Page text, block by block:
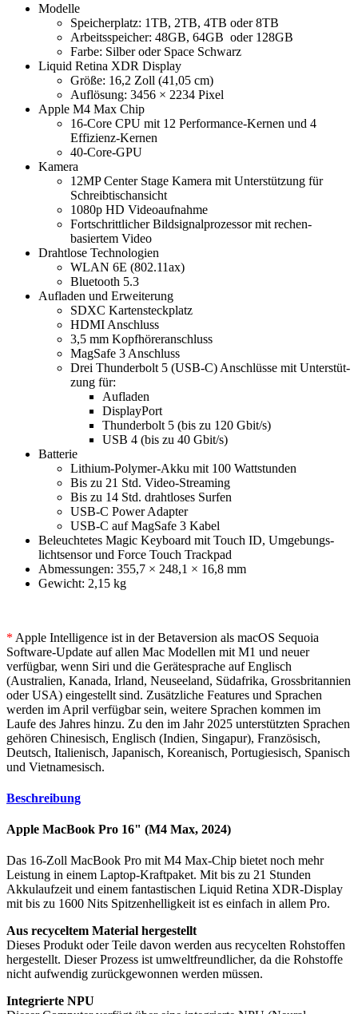
Modelle
Speicherplatz: 1TB, 2TB, 4TB oder 8TB
Arbeitsspeicher: 48GB, 64GB oder 128GB
Farbe: Silber oder Space Schwarz
Liquid Retina XDR Display
Größe: 16,2 Zoll (41,05 cm)
Auflösung: 3456 × 2234 Pixel
Apple M4 Max Chip
16-Core CPU mit 12 Per­for­mance-Kernen und 4
Effizienz-Kernen
40-Core-GPU
Kamera
12MP Center Stage Kamera mit Unterstützung für
Schreibtischansicht
1080p HD Video­auf­nahme
Fort­schrittlicher Bildsignal­prozessor mit rechen­
basiertem Video
Drahtlose Technologien
WLAN 6E (802.11ax)
Bluetooth 5.3
Aufladen und Erwei­te­rung
SDXC Karten­steckplatz
HDMI Anschluss
3,5 mm Kopf­hörer­anschluss
MagSafe 3 Anschluss
Drei Thunderbolt 5 (USB‑C) Anschlüsse mit Unter­stüt­
zung für:
Aufladen
Dis­playPort
Thunderbolt 5 (bis zu 120 Gbit/s)
USB 4 (bis zu 40 Gbit/s)
Batterie
Lithium-Polymer-Akku mit 100 Wattstunden
Bis zu 21 Std. Video-Streaming
Bis zu 14 Std. drahtloses Surfen
USB‑C Power Adapter
USB‑C auf MagSafe 3 Kabel
Beleuchtetes Magic Keyboard mit Touch ID, Umgebungs­
licht­sensor und Force Touch Trackpad
Abmessungen: 355,7 × 248,1 × 16,8 mm
Gewicht: 2,15 kg
* Apple Intelligence ist in der Betaversion als macOS Sequoia
Software-Update auf allen Mac Modellen mit M1 und neuer
verfügbar, wenn Siri und die Gerätesprache auf Englisch
(Australien, Kanada, Irland, Neuseeland, Südafrika, Grossbritannien
oder USA) eingestellt sind. Zusätzliche Features und Sprachen
werden im April verfügbar sein, weitere Sprachen kommen im
Laufe des Jahres hinzu. Zu den im Jahr 2025 unterstützten Sprachen
gehören Chinesisch, Englisch (Indien, Singapur), Französisch,
Deutsch, Italienisch, Japanisch, Koreanisch, Portugiesisch, Spanisch
und Vietnamesisch.
Beschreibung
Apple MacBook Pro 16" (M4 Max, 2024)
Das 16-Zoll MacBook Pro mit M4 Max-Chip bietet noch mehr
Leistung in einem Laptop-Kraftpaket. Mit bis zu 21 Stunden
Akkulaufzeit und einem fantastischen Liquid Retina XDR-Display
mit bis zu 1600 Nits Spitzenhelligkeit ist es einfach in allem Pro.
Aus recyceltem Material hergestellt
Dieses Produkt oder Teile davon werden aus recycelten Rohstoffen
hergestellt. Dieser Prozess ist umweltfreundlicher, da die Rohstoffe
nicht aufwendig zurückgewonnen werden müssen.
Integrierte NPU